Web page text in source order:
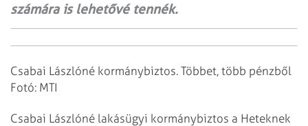
számára is lehetővé tennék.
Csabai Lászlóné kormánybiztos. Többet, több pénzből
Fotó: MTI
Csabai Lászlóné lakásügyi kormánybiztos a Heteknek